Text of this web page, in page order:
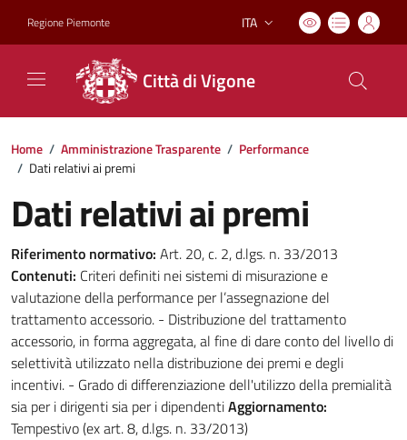
Regione Piemonte Lingua attiva:
ITA
Città di Vigone
Home / Amministrazione Trasparente / Performance
/ Dati relativi ai premi
Dati relativi ai premi
Riferimento normativo: Art. 20, c. 2, d.lgs. n. 33/2013
Contenuti: Criteri definiti nei sistemi di misurazione e
valutazione della performance per l’assegnazione del
trattamento accessorio. - Distribuzione del trattamento
accessorio, in forma aggregata, al fine di dare conto del livello di
selettività utilizzato nella distribuzione dei premi e degli
incentivi. - Grado di differenziazione dell'utilizzo della premialità
sia per i dirigenti sia per i dipendentiAggiornamento:
Tempestivo (ex art. 8, d.lgs. n. 33/2013)